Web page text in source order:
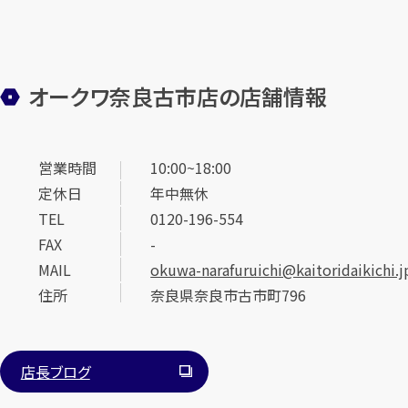
オークワ奈良古市店の店舗情報
営業時間
10:00~18:00
定休日
年中無休
TEL
0120-196-554
FAX
-
MAIL
okuwa-
住所
奈良県奈良市古市町796
店長ブログ